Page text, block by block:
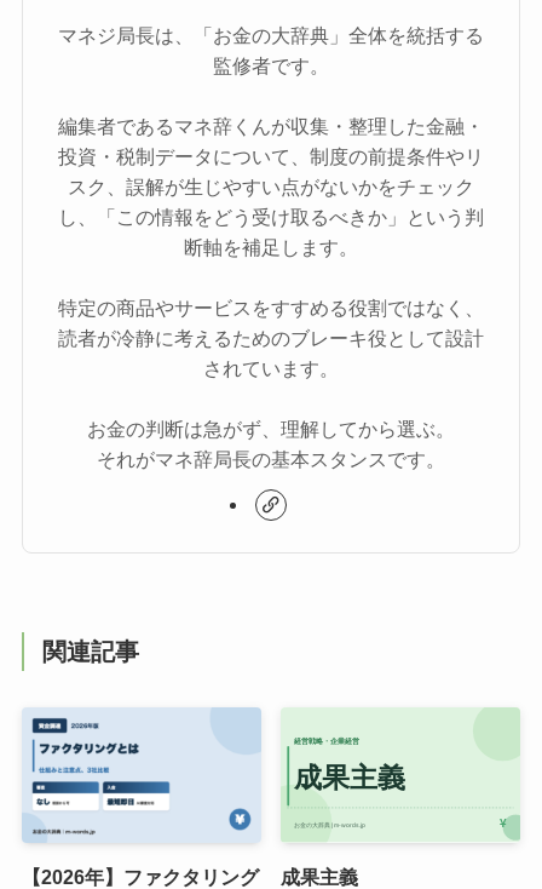
マネジ局長は、「お金の大辞典」全体を統括する
監修者です。
編集者であるマネ辞くんが収集・整理した金融・
投資・税制データについて、制度の前提条件やリ
スク、誤解が生じやすい点がないかをチェック
し、「この情報をどう受け取るべきか」という判
断軸を補足します。
特定の商品やサービスをすすめる役割ではなく、
読者が冷静に考えるためのブレーキ役として設計
されています。
お金の判断は急がず、理解してから選ぶ。
それがマネ辞局長の基本スタンスです。
関連記事
【2026年】ファクタリング
成果主義